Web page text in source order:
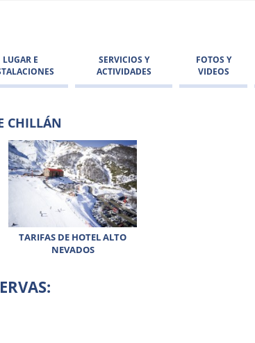
LUGAR E
SERVICIOS Y
ACTIVIDADES
FOTOS Y
VIDEOS
CHILLÁN
TARIFAS DE HOTEL ALTO
NEVADOS